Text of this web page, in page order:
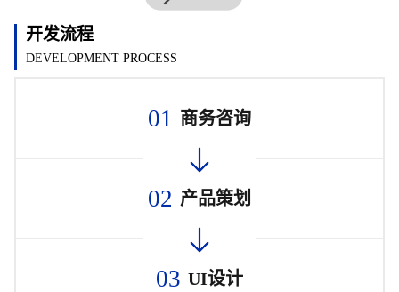
开发流程
DEVELOPMENT PROCESS
01 商务咨询
02 产品策划
03 UI设计